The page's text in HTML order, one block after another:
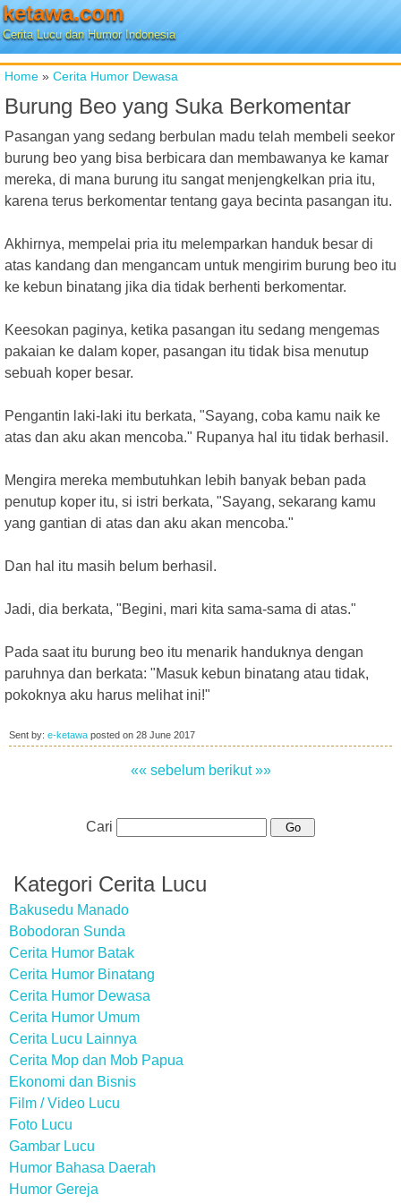
ketawa.com
Cerita Lucu dan Humor Indonesia
Home » Cerita Humor Dewasa
Burung Beo yang Suka Berkomentar
Pasangan yang sedang berbulan madu telah membeli seekor
burung beo yang bisa berbicara dan membawanya ke kamar
mereka, di mana burung itu sangat menjengkelkan pria itu,
karena terus berkomentar tentang gaya becinta pasangan itu.
Akhirnya, mempelai pria itu melemparkan handuk besar di
atas kandang dan mengancam untuk mengirim burung beo itu
ke kebun binatang jika dia tidak berhenti berkomentar.
Keesokan paginya, ketika pasangan itu sedang mengemas
pakaian ke dalam koper, pasangan itu tidak bisa menutup
sebuah koper besar.
Pengantin laki-laki itu berkata, "Sayang, coba kamu naik ke
atas dan aku akan mencoba." Rupanya hal itu tidak berhasil.
Mengira mereka membutuhkan lebih banyak beban pada
penutup koper itu, si istri berkata, "Sayang, sekarang kamu
yang gantian di atas dan aku akan mencoba."
Dan hal itu masih belum berhasil.
Jadi, dia berkata, "Begini, mari kita sama-sama di atas."
Pada saat itu burung beo itu menarik handuknya dengan
paruhnya dan berkata: "Masuk kebun binatang atau tidak,
pokoknya aku harus melihat ini!"
Sent by: e-ketawa posted on 28 June 2017
«« sebelum berikut »»
Cari
Kategori Cerita Lucu
Bakusedu Manado
Bobodoran Sunda
Cerita Humor Batak
Cerita Humor Binatang
Cerita Humor Dewasa
Cerita Humor Umum
Cerita Lucu Lainnya
Cerita Mop dan Mob Papua
Ekonomi dan Bisnis
Film / Video Lucu
Foto Lucu
Gambar Lucu
Humor Bahasa Daerah
Humor Gereja